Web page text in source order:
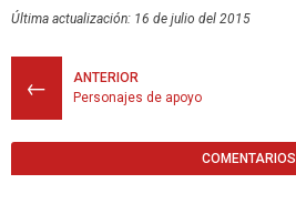
Última actualización: 16 de julio del 2015
←
ANTERIOR
Personajes de apoyo
COMENTARIOS